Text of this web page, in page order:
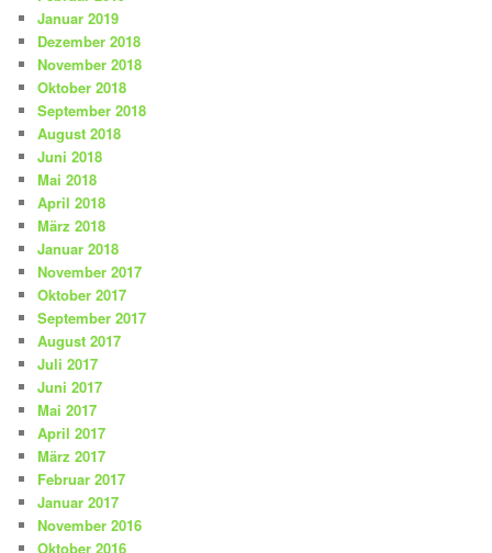
Januar 2019
Dezember 2018
November 2018
Oktober 2018
September 2018
August 2018
Juni 2018
Mai 2018
April 2018
März 2018
Januar 2018
November 2017
Oktober 2017
September 2017
August 2017
Juli 2017
Juni 2017
Mai 2017
April 2017
März 2017
Februar 2017
Januar 2017
November 2016
Oktober 2016